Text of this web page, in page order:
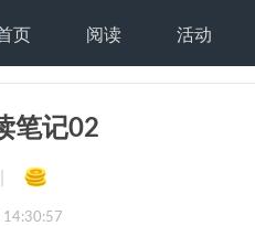
页 阅读 活动
笔记02
14:30:57